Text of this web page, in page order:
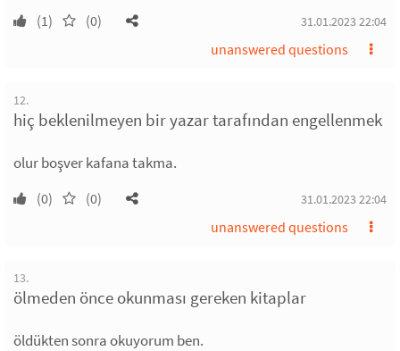
(1) (0) 31.01.2023 22:04
unanswered questions
12.
hiç beklenilmeyen bir yazar tarafından engellenmek
olur boşver kafana takma.
(0) (0) 31.01.2023 22:04
unanswered questions
13.
ölmeden önce okunması gereken kitaplar
öldükten sonra okuyorum ben.